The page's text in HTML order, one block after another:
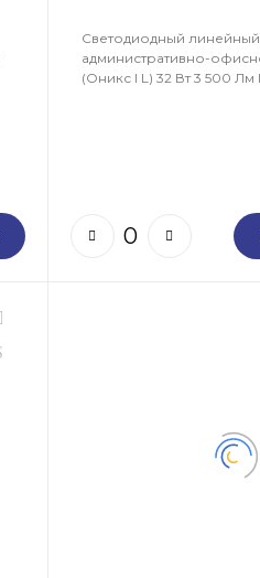
Светодиодный линейный
административно-
(Оникс I L) 32 Вт 3 500 Лм